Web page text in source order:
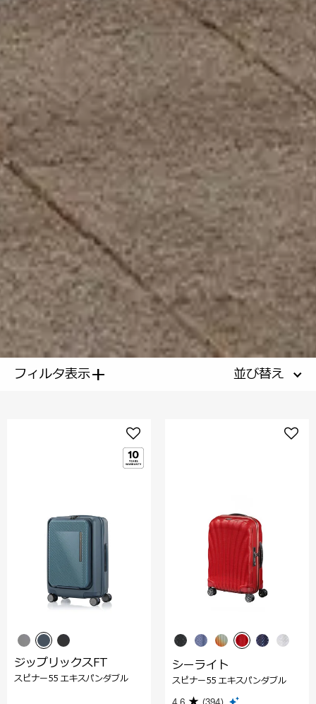
フィルタ表示+ 並び替え
ジップリックスFT
スピナー55 エキスパンダブル
シーライト
スピナー55 エキスパンダブル
4.6 (394)